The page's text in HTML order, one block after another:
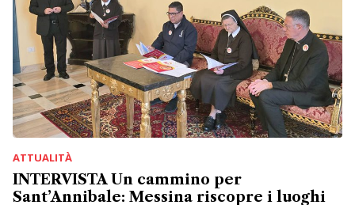
ATTUALITÀ
INTERVISTA Un cammino per
Sant’Annibale: Messina riscopre i luoghi